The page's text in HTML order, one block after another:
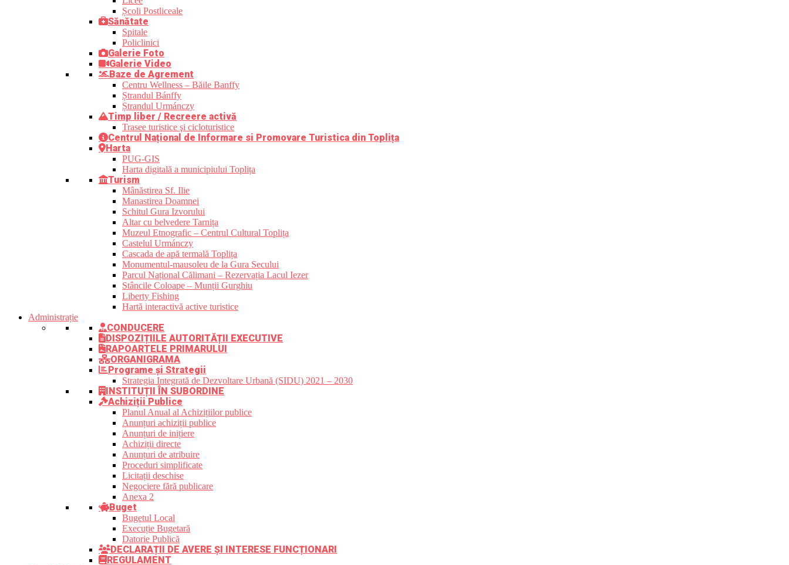
Școli Postliceale
Sănătate
Spitale
Policlinici
Galerie Foto
Galerie Video
Baze de Agrement
Centru Wellness – Băile Banffy
Ștrandul Bánffy
Ștrandul Urmánczy
Timp liber / Recreere activă
Trasee turistice şi cicloturistice
Centrul Național de Informare si Promovare Turistica din Toplița
Harta
PUG-GIS
Harta digitală a municipiului Toplița
Turism
Mânăstirea Sf. Ilie
Manastirea Doamnei
Schitul Gura Izvorului
Altar cu belvedere Tarnița
Muzeul Etnografic – Centrul Cultural Toplița
Castelul Urmánczy
Cascada de apă termală Toplița
Monumentul-mausoleu de la Gura Secului
Parcul Național Călimani – Rezervația Lacul Iezer
Stâncile Coloape – Munții Gurghiu
Liberty Fishing
Hartă interactivă active turistice
Administrație
CONDUCERE
DISPOZIȚIILE AUTORITĂȚII EXECUTIVE
RAPOARTELE PRIMARULUI
ORGANIGRAMA
Programe și Strategii
Strategia Integrată de Dezvoltare Urbană (SIDU) 2021 – 2030
INSTITUȚII ÎN SUBORDINE
Achiziții Publice
Planul Anual al Achizițiilor publice
Anunțuri achiziții publice
Anunțuri de inițiere
Achiziții directe
Anunțuri de atribuire
Proceduri simplificate
Licitații deschise
Negociere fără publicare
Anexa 2
Buget
Bugetul Local
Execuție Bugetară
Datorie Publică
DECLARAȚII DE AVERE ȘI INTERESE FUNCȚIONARI
REGULAMENT